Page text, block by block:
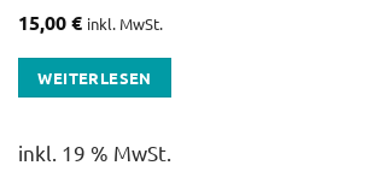
15,00€ inkl. MwSt.
WEITERLESEN
inkl. 19 % MwSt.